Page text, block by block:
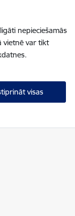
nepieciešamās
vietnē var tikt
visas